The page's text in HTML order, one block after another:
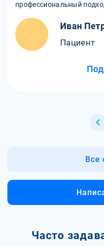
профессиональный
Иван
Пациент
Все
Часто